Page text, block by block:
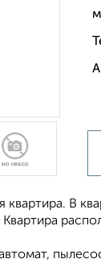
квартира. В